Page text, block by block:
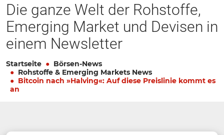
Die ganze Welt der Rohstoffe,
Emerging Market und Devisen in
einem Newsletter
Startseite
Börsen-News
Rohstoffe & Emerging Markets News
Bitcoin nach »Halving«: Auf diese Preislinie kommt es
an